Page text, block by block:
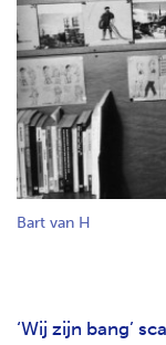
Bart van H
‘Wij zijn bang’